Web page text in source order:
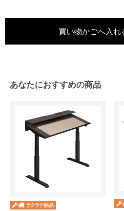
あなたにおすすめの商品